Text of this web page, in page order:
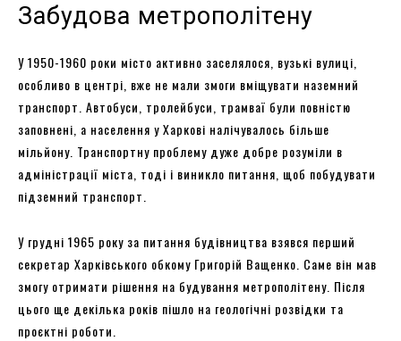
Забудова метрополітену
У 1950-1960 роки місто активно заселялося, вузькі вулиці,
особливо в центрі, вже не мали змоги вміщувати наземний
транспорт. Автобуси, тролейбуси, трамваї були повністю
заповнені, а населення у Харкові налічувалось більше
мільйону. Транспортну проблему дуже добре розуміли в
адміністрації міста, тоді і виникло питання, щоб побудувати
підземний транспорт.
У грудні 1965 року за питання будівництва взявся перший
секретар Харківського обкому Григорій Ващенко. Саме він мав
змогу отримати рішення на будування метрополітену. Після
цього ще декілька років пішло на геологічні розвідки та
проєктні роботи.